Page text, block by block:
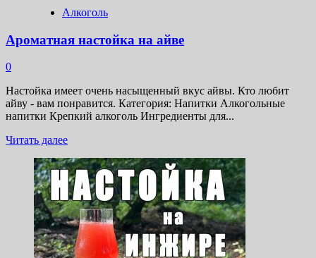
Алкоголь
Ароматная настойка на айве
0
Настойка имеет очень насыщенный вкус айвы. Кто любит
айву - вам понравится. Категория: Напитки Алкогольные
напитки Крепкий алкоголь Ингредиенты для...
Читать далееПрочитать
о
Ароматная
настойка
на
айве